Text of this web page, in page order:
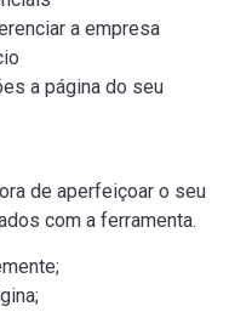
a empresa
a página do seu
de aperfeiçoar o seu
com a ferramenta.